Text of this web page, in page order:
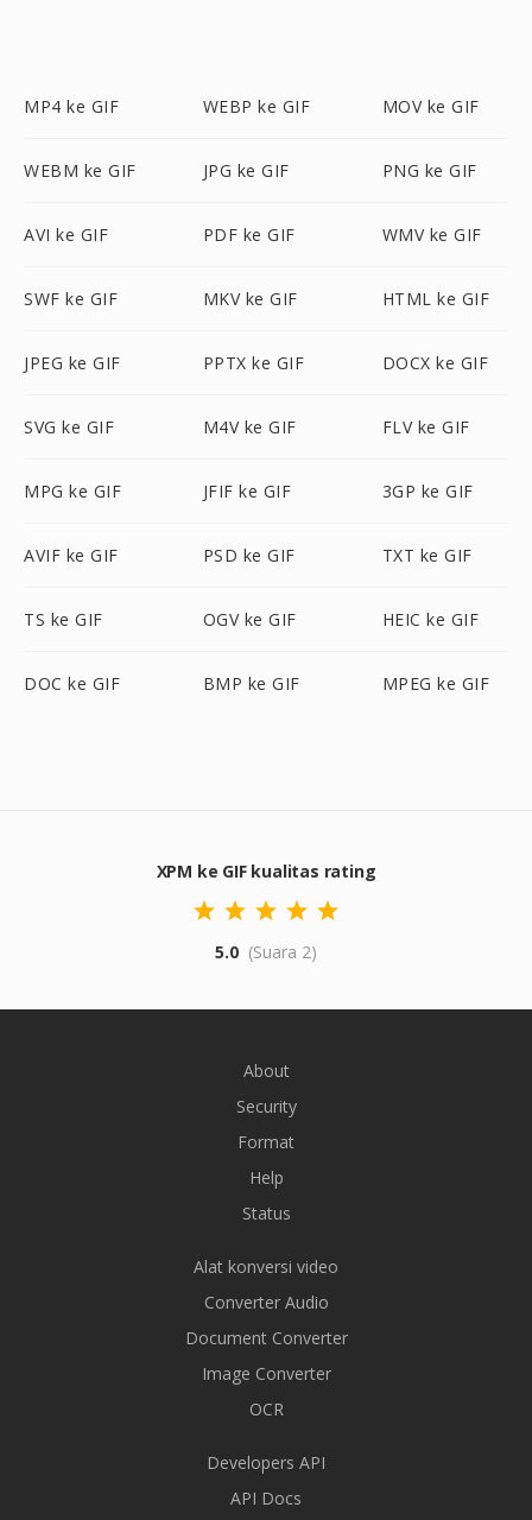
MP4 ke GIF WEBP ke GIF MOV ke GIF
WEBM ke GIF JPG ke GIF PNG ke GIF
AVI ke GIF PDF ke GIF WMV ke GIF
SWF ke GIF MKV ke GIF HTML ke GIF
JPEG ke GIF PPTX ke GIF DOCX ke GIF
SVG ke GIF M4V ke GIF FLV ke GIF
MPG ke GIF JFIF ke GIF 3GP ke GIF
AVIF ke GIF PSD ke GIF TXT ke GIF
TS ke GIF OGV ke GIF HEIC ke GIF
DOC ke GIF BMP ke GIF MPEG ke GIF
XPM ke GIF kualitas rating
5.0 (Suara 2)
About
Security
Format
Help
Status
Alat konversi video
Converter Audio
Document Converter
Image Converter
OCR
Developers API
API Docs